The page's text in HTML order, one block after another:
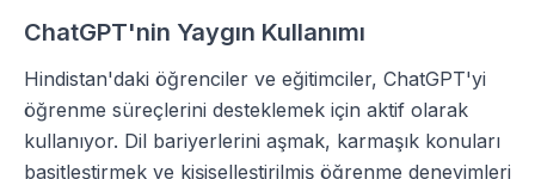
ChatGPT'nin Yaygın Kullanımı
Hindistan'daki öğrenciler ve eğitimciler, ChatGPT'yi
öğrenme süreçlerini desteklemek için aktif olarak
kullanıyor. Dil bariyerlerini aşmak, karmaşık konuları
basitleştirmek ve kişiselleştirilmiş öğrenme deneyimleri